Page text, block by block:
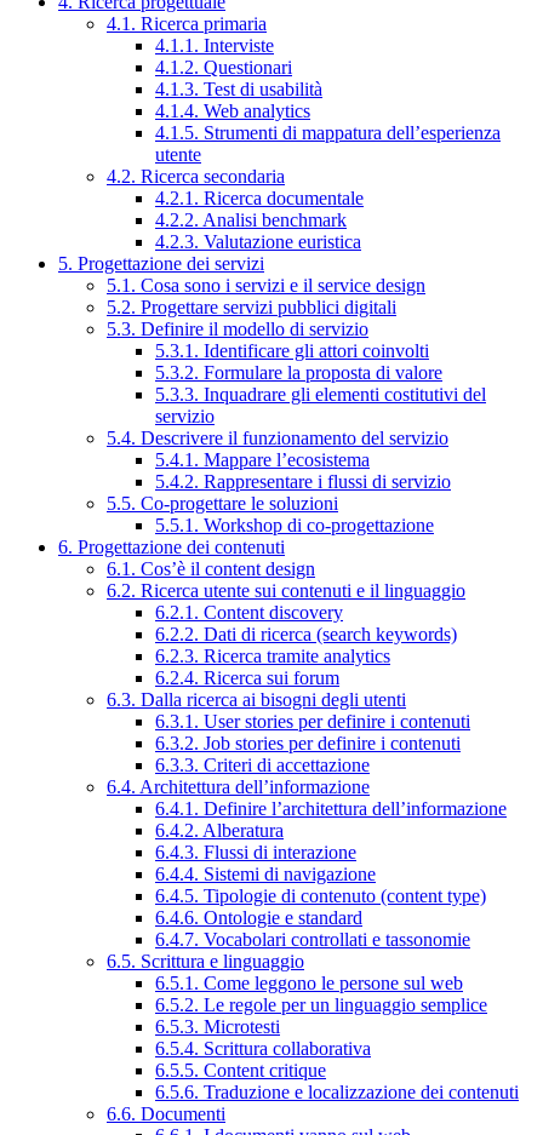
4.1. Ricerca primaria
4.1.1. Interviste
4.1.2. Questionari
4.1.3. Test di usabilità
4.1.4. Web analytics
4.1.5. Strumenti di mappatura dell’esperienza
utente
4.2. Ricerca secondaria
4.2.1. Ricerca documentale
4.2.2. Analisi benchmark
4.2.3. Valutazione euristica
5. Progettazione dei servizi
5.1. Cosa sono i servizi e il service design
5.2. Progettare servizi pubblici digitali
5.3. Definire il modello di servizio
5.3.1. Identificare gli attori coinvolti
5.3.2. Formulare la proposta di valore
5.3.3. Inquadrare gli elementi costitutivi del
servizio
5.4. Descrivere il funzionamento del servizio
5.4.1. Mappare l’ecosistema
5.4.2. Rappresentare i flussi di servizio
5.5. Co-progettare le soluzioni
5.5.1. Workshop di co-progettazione
6. Progettazione dei contenuti
6.1. Cos’è il content design
6.2. Ricerca utente sui contenuti e il linguaggio
6.2.1. Content discovery
6.2.2. Dati di ricerca (search keywords)
6.2.3. Ricerca tramite analytics
6.2.4. Ricerca sui forum
6.3. Dalla ricerca ai bisogni degli utenti
6.3.1. User stories per definire i contenuti
6.3.2. Job stories per definire i contenuti
6.3.3. Criteri di accettazione
6.4. Architettura dell’informazione
6.4.1. Definire l’architettura dell’informazione
6.4.2. Alberatura
6.4.3. Flussi di interazione
6.4.4. Sistemi di navigazione
6.4.5. Tipologie di contenuto (content type)
6.4.6. Ontologie e standard
6.4.7. Vocabolari controllati e tassonomie
6.5. Scrittura e linguaggio
6.5.1. Come leggono le persone sul web
6.5.2. Le regole per un linguaggio semplice
6.5.3. Microtesti
6.5.4. Scrittura collaborativa
6.5.5. Content critique
6.5.6. Traduzione e localizzazione dei contenuti
6.6. Documenti